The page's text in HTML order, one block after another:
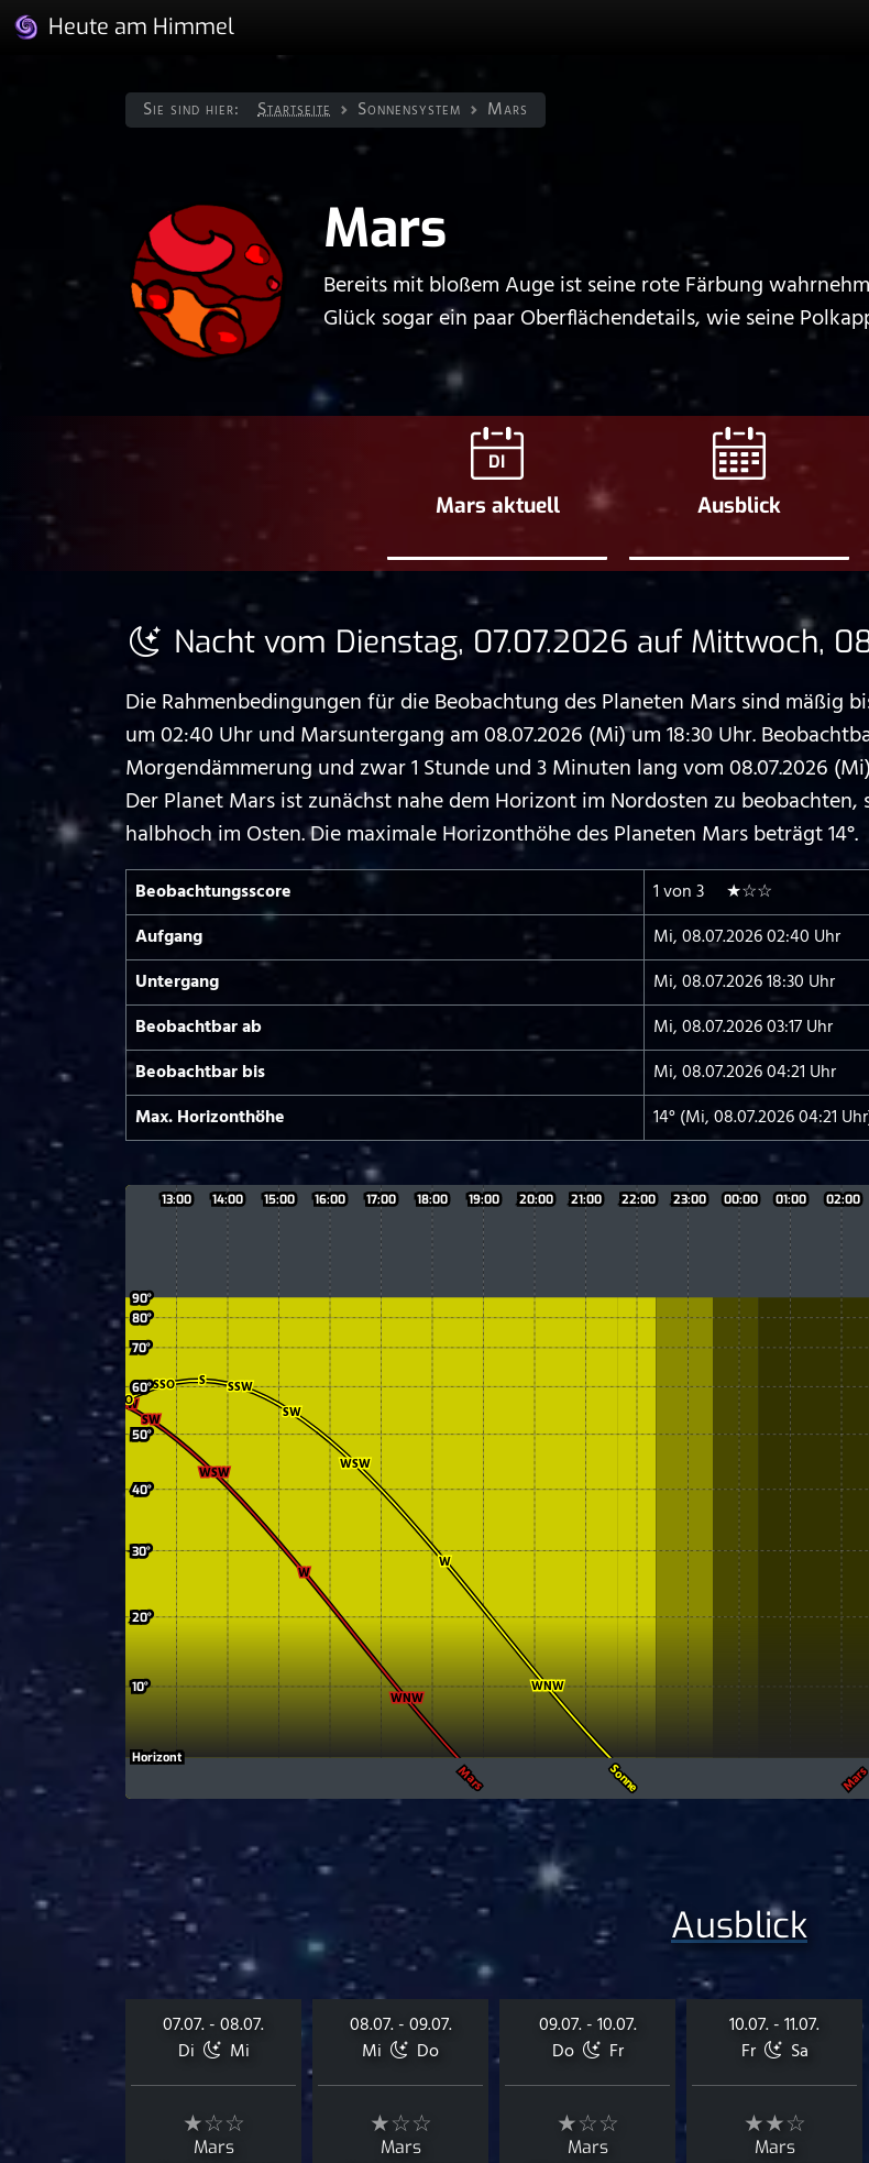
Heute am Himmel
Sie sind hier: Startseite Sonnen­system Mars
Mars
Bereits mit bloßem Auge ist seine rote Färbung
Glück sogar ein paar Oberflächendetails, wie seine
DI
Mars aktuell Ausblick
Nacht vom Dienstag, 07.07.2026 auf Mittwoch,
Die Rahmenbedingungen für die Beobachtung des Planeten Mars sind mäßig
um 02:40 Uhr und Marsuntergang am 08.07.2026 (Mi) um 18:30 Uhr.
Morgendämmerung und zwar 1 Stunde und 3 Minuten lang vom 08.07.2026
Der Planet Mars ist zunächst nahe dem Horizont im Nordosten zu
halbhoch im Osten. Die maximale Horizonthöhe des Planeten Mars beträgt 14°.
Beobachtungs­score
1 von 3 ★☆☆
Aufgang
Mi, 08.07.2026 02:40 Uhr
Untergang
Mi, 08.07.2026 18:30 Uhr
Beobachtbar ab
Mi, 08.07.2026 03:17 Uhr
Beobachtbar bis
Mi, 08.07.2026 04:21 Uhr
Max. Horizont­höhe
14° (Mi, 08.07.2026 04:21
Ausblick
07.07. - 08.07.
Di
Mi
★☆☆
Mars
08.07. - 09.07.
Mi
Do
★☆☆
Mars
09.07. - 10.07.
Do
Fr
★☆☆
Mars
10.07. - 11.07.
Fr
Sa
★★☆
Mars